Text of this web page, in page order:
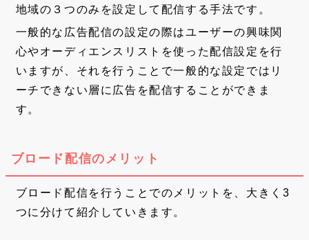
地域の３つのみを設定して配信する手法です。
一般的な広告配信の設定の際はユーザーの興味関
心やオーディエンスリストを使った配信設定を行
いますが、それを行うことで一般的な設定ではリ
ーチできない層に広告を配信することができま
す。
ブロード配信のメリット
ブロード配信を行うことでのメリットを、大きく3
つに分けて紹介していきます。